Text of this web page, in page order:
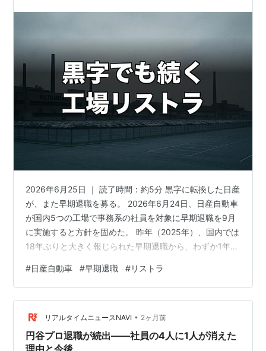
2026年6月25日 ｜ 読了時間：約5分 黒字に転換した日産
が、また早期退職を募る。 2026年6月24日、日産自動車
が国内5つの工場で事務系の社員を対象に早期退職を9月
に実施すると方針を固めた。 昨年（2025年）、国内では
18年ぶりと大きく報じられた早期退職から、わずか1年で
に転じたばかりだった。 「黒字になったのになぜ？」と
いう疑問こそが、この話の核心を突いている。 この記事
でわかること 今年も日産が早期退職を募る なぜ2年連続
になったのか 黒字なのにリストラが続く理由 閉鎖が決ま
った工場でも募集する意味 割増退職金の現実と税金の…
#日産自動車 #早期退職 #リストラ
リアルタイムニュースNAVI • 2ヶ月前
円谷プロ退職が続出——社員の4人に1人が消えた